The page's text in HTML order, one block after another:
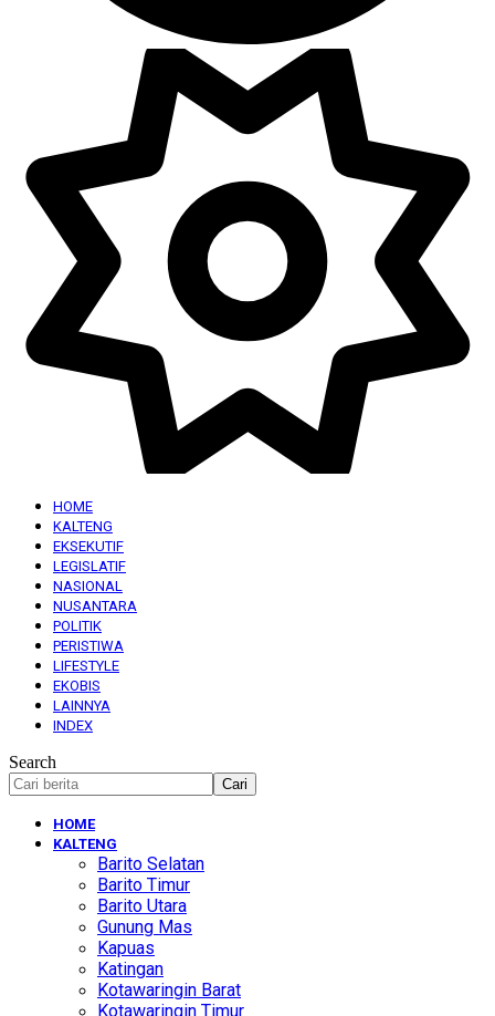
HOME
KALTENG
EKSEKUTIF
LEGISLATIF
NASIONAL
NUSANTARA
POLITIK
PERISTIWA
LIFESTYLE
EKOBIS
LAINNYA
INDEX
Search
HOME
KALTENG
Barito Selatan
Barito Timur
Barito Utara
Gunung Mas
Kapuas
Katingan
Kotawaringin Barat
Kotawaringin Timur